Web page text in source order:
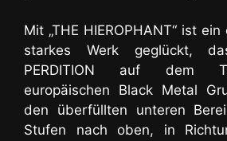
Mit „THE HIEROPHANT“ ist
starkes Werk geglückt,
PERDITION auf dem
europäischen Black Metal
den überfüllten unteren
Stufen nach oben, in